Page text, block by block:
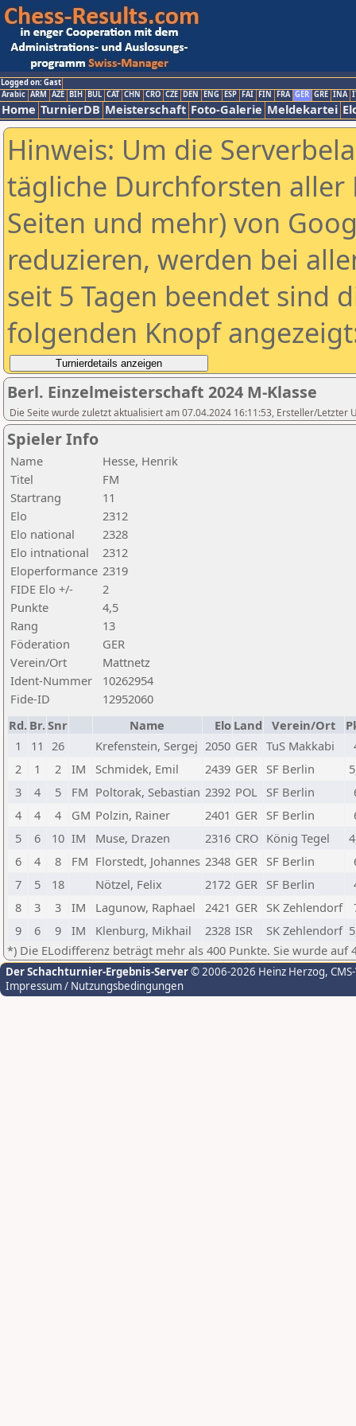
Logged on: Gast
Arabic ARM AZE BIH BUL CAT CHN CRO CZE DEN ENG ESP FAI FIN FRA GER GRE INA
Home TurnierDB Meisterschaft Foto-Galerie Meldekartei
Hinweis: Um die
tägliche Durchforsten aller
Seiten und mehr) von
reduzieren, werden bei
seit 5 Tagen beendet sind
folgenden Knopf
Berl. Einzelmeisterschaft 2024 M-Klasse
Die Seite wurde zuletzt aktualisiert am 07.04.2024 16:11:53, Ersteller/Letzter
Spieler Info
Name
Hesse, Henrik
Titel
FM
Startrang
11
Elo
2312
Elo national
2328
Elo intnational
2312
Eloperformance 2319
FIDE Elo +/-
2
Punkte
4,5
Rang
13
Föderation
GER
Verein/Ort
Mattnetz
Ident-Nummer
10262954
Fide-ID
12952060
Rd. Br.Snr Name Elo Land Verein/Ort
1
11 26 Krefenstein, Sergej 2050 GER TuS Makkabi
2
1 2 IM Schmidek, Emil 2439 GER SF Berlin
3
4 5 FM Poltorak, Sebastian 2392 POL SF Berlin
4
4 4 GM Polzin, Rainer 2401 GER SF Berlin
5
6 10 IM Muse, Drazen 2316 CRO König Tegel
6
4 8 FM Florstedt, Johannes 2348 GER SF Berlin
7
5 18 Nötzel, Felix 2172 GER SF Berlin
8
3 3 IM Lagunow, Raphael 2421 GER SK Zehlendorf
9
6 9 IM Klenburg, Mikhail 2328 ISR SK Zehlendorf
*) Die ELodifferenz beträgt mehr als 400 Punkte. Sie wurde auf
Der Schachturnier-Ergebnis-Server© 2006-2026 Heinz Herzog,
Impressum / Nutzungsbedingungen